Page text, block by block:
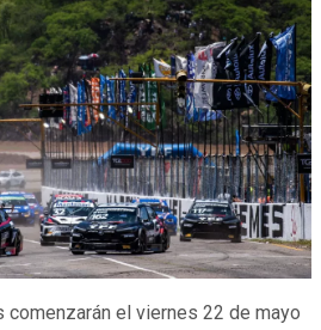
el viernes 22 de mayo